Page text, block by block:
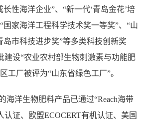
性海洋企业”、“新一代‘青岛金花’培
国家海洋工程科学技术奖一等奖”、“山
岛市科技进步奖”等多类科技创新奖
建设“农业农村部生物刺激素与功能肥
工厂被评为“山东省绿色工厂”。
海洋生物肥料产品已通过“Reach海带
证、欧盟ECOCERT有机认证、美国